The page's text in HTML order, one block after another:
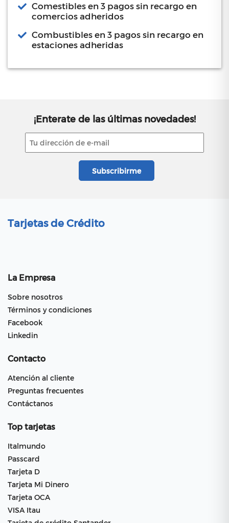
Comestibles en 3 pagos sin recargo en
comercios adheridos
Combustibles en 3 pagos sin recargo en
estaciones adheridas
¡Enterate de las últimas novedades!
Tarjetas de Crédito
La Empresa
Sobre nosotros
Términos y condiciones
Facebook
Linkedin
Contacto
Atención al cliente
Preguntas frecuentes
Contáctanos
Top tarjetas
Italmundo
Passcard
Tarjeta D
Tarjeta Mi Dinero
Tarjeta OCA
VISA Itau